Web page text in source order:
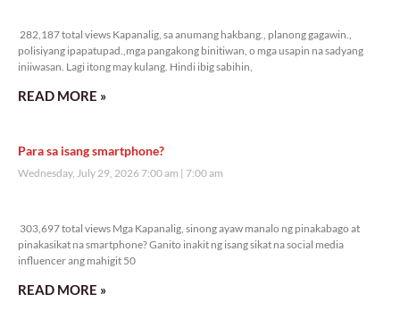
282,187 total views Kapanalig, sa anumang hakbang., planong gagawin.,
polisiyang ipapatupad.,mga pangakong binitiwan, o mga usapin na sadyang
iniiwasan. Lagi itong may kulang. Hindi ibig sabihin,
READ MORE »
Para sa isang smartphone?
Wednesday, July 29, 2026 7:00 am 7:00 am
303,697 total views Mga Kapanalig, sinong ayaw manalo ng pinakabago at
pinakasikat na smartphone? Ganito inakit ng isang sikat na social media
influencer ang mahigit 50
READ MORE »